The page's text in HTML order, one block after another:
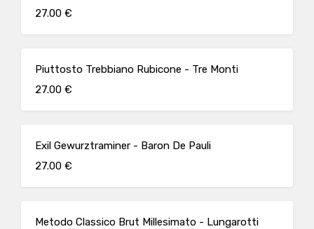
27.00 €
Piuttosto Trebbiano Rubicone - Tre Monti
27.00 €
Exil Gewurztraminer - Baron De Pauli
27.00 €
Metodo Classico Brut Millesimato - Lungarotti